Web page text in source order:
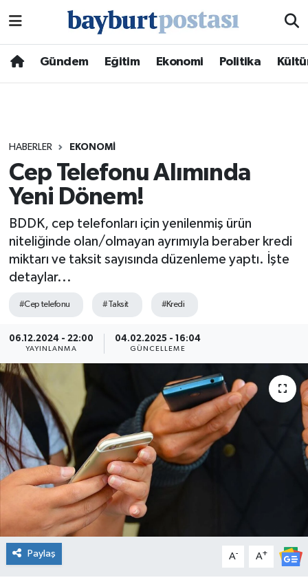
Gündem Eğitim Ekonomi Politika
HABERLER EKONOMI
Cep Telefonu Alımında
Yeni Dönem!
BDDK, cep telefonları için yenilenmiş ürün
niteliğinde olan/olmayan ayrımıyla beraber kredi
miktarı ve taksit sayısında düzenleme yaptı. İşte
detaylar...
#Cep telefonu #Taksit #Kredi
06.12.2024 - 22:00
YAYINLANMA
04.02.2025 - 16:04
GÜNCELLEME
Paylaş A- A+
Hava Durumu
Süper Lig Puan Durumu ve Fikstür
Tüm Manşetler
Son Dakika Haberleri